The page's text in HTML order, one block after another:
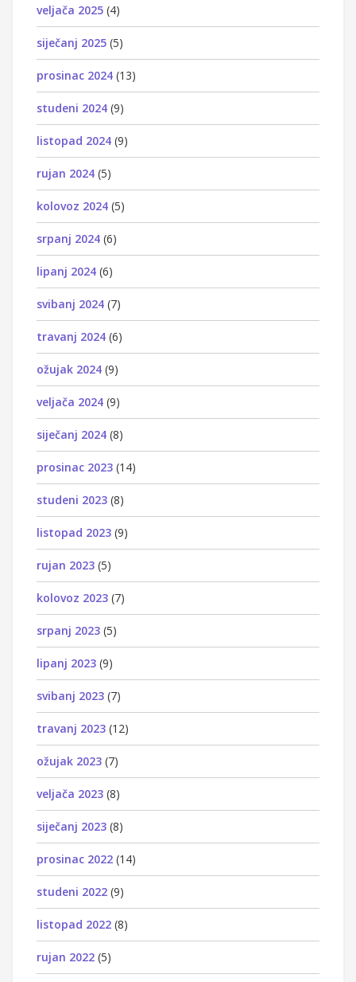
veljača 2025 (4)
siječanj 2025 (5)
prosinac 2024 (13)
studeni 2024 (9)
listopad 2024 (9)
rujan 2024 (5)
kolovoz 2024 (5)
srpanj 2024 (6)
lipanj 2024 (6)
svibanj 2024 (7)
travanj 2024 (6)
ožujak 2024 (9)
veljača 2024 (9)
siječanj 2024 (8)
prosinac 2023 (14)
studeni 2023 (8)
listopad 2023 (9)
rujan 2023 (5)
kolovoz 2023 (7)
srpanj 2023 (5)
lipanj 2023 (9)
svibanj 2023 (7)
travanj 2023 (12)
ožujak 2023 (7)
veljača 2023 (8)
siječanj 2023 (8)
prosinac 2022 (14)
studeni 2022 (9)
listopad 2022 (8)
rujan 2022 (5)